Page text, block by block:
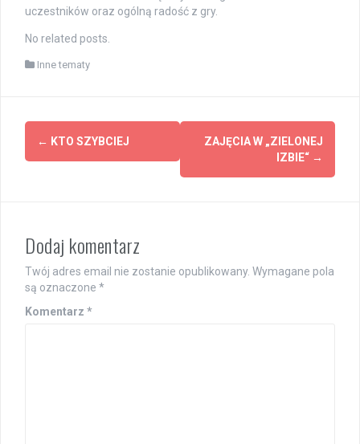
uczestników oraz ogólną radość z gry.
No related posts.
Inne tematy
Post
navigation
← KTO SZYBCIEJ
ZAJĘCIA W „ZIELONEJ
IZBIE“ →
Dodaj komentarz
Twój adres email nie zostanie opublikowany. Wymagane pola
są oznaczone *
Komentarz *